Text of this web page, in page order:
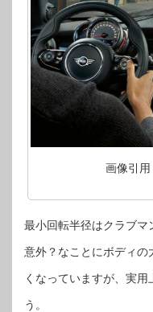
画像引
最小回転半径はクラブマ
意外？なことにボディの
くなっていますが、実
う。